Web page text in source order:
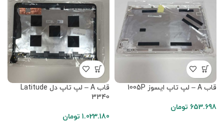
قاب A – لپ تاپ ایسوز 1005P
653.698 تومان
قاب A – لپ تاپ دل Latitude
3340
1.023.180 تومان